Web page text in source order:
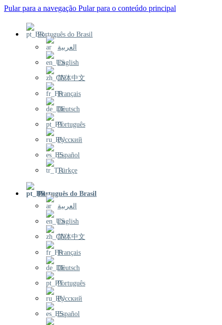
Pular para a navegação Pular para o conteúdo principal
Português do Brasil
العربية
English
简体中文
Français
Deutsch
Português
Русский
Español
Türkçe
Português do Brasil
العربية
English
简体中文
Français
Deutsch
Português
Русский
Español